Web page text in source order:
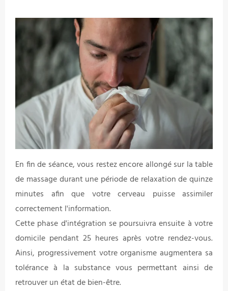
En fin de séance, vous restez encore allongé sur la table
de massage durant une période de relaxation de quinze
minutes afin que votre cerveau puisse assimiler
correctement l'information.
Cette phase d'intégration se poursuivra ensuite à votre
domicile pendant 25 heures après votre rendez-vous.
Ainsi, progressivement votre organisme augmentera sa
tolérance à la substance vous permettant ainsi de
retrouver un état de bien-être.